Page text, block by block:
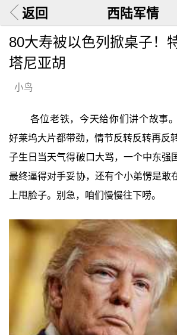
返回 西陆军情
80大寿被以色列掀桌子！
塔尼亚胡
小鸟
各位老铁，今天给你们讲个故事
好莱坞大片都带劲，情节反转反转再反
子生日当天气得破口大骂，一个中东强
最终逼得对手妥协，还有个小弟愣是敢
上甩脸子。别急，咱们慢慢往下唠。